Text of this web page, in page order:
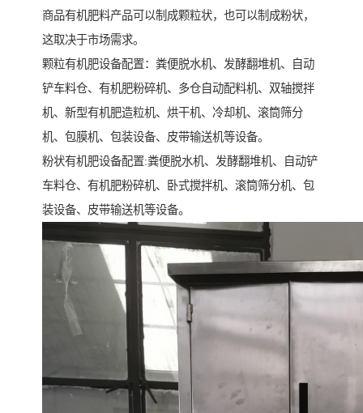
商品有机肥料产品可以制成颗粒状，也可以制成粉状，
这取决于市场需求。
颗粒有机肥设备配置：粪便脱水机、发酵翻堆机、自动
铲车料仓、有机肥粉碎机、多仓自动配料机、双轴搅拌
机、新型有机肥造粒机、烘干机、冷却机、滚筒筛分
机、包膜机、包装设备、皮带输送机等设备。
粉状有机肥设备配置:粪便脱水机、发酵翻堆机、自动铲
车料仓、有机肥粉碎机、卧式搅拌机、滚筒筛分机、包
装设备、皮带输送机等设备。